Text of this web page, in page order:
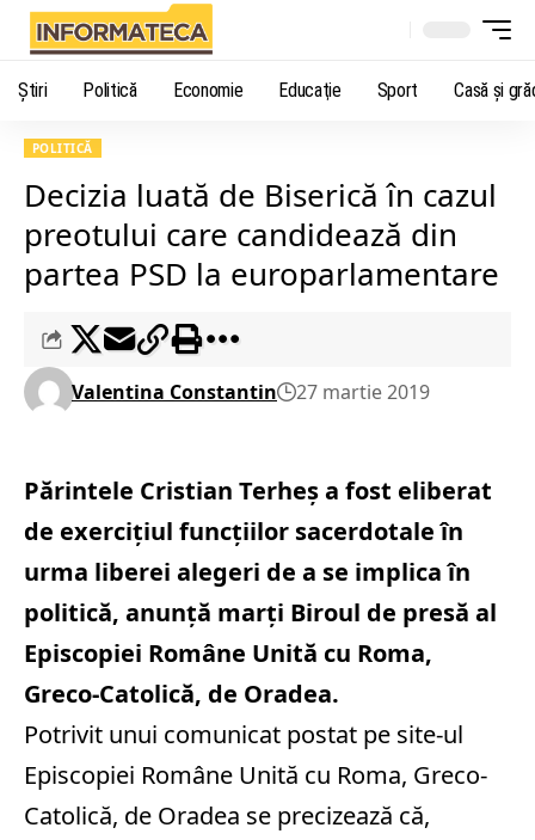
Știri Politică Economie Educaţie Sport Casă şi
POLITICĂ
Decizia luată de Biserică în cazul
preotului care candidează din
partea PSD la europarlamentare
Valentina Constantin 27 martie 2019
Părintele Cristian Terheş a fost eliberat
de exerciţiul funcţiilor sacerdotale în
urma liberei alegeri de a se implica în
politică, anunţă marţi Biroul de presă al
Episcopiei Române Unită cu Roma,
Greco-Catolică, de Oradea.
Potrivit unui comunicat postat pe site-ul
Episcopiei Române Unită cu Roma, Greco-
Catolică, de Oradea se precizează că,